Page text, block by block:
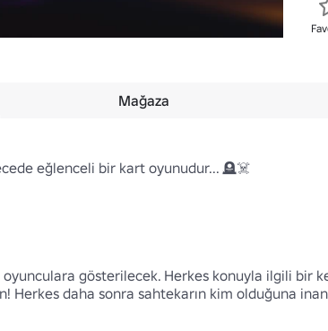
Mağaza
eğlenceli bir kart oyunudur... 🪦☠️
gösterilecek. Herkes konuyla ilgili bir
Herkes daha sonra sahtekarın kim olduğuna